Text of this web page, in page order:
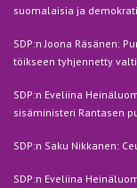
suomalaisia ja
SDP:n Joona Räsänen:
töikseen tyhjennetty
SDP:n Eveliina
sisäministeri Rantasen
SDP:n Saku Nikkanen:
SDP:n Eveliina